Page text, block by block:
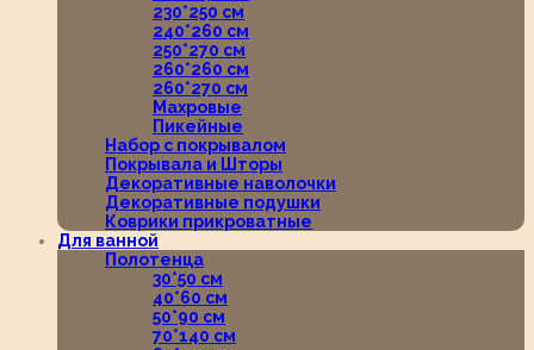
230*250 см
240*260 см
250*270 см
260*260 см
260*270 см
Махровые
Пикейные
Набор с покрывалом
Покрывала и Шторы
Декоративные наволочки
Декоративные подушки
Коврики прикроватные
Для ванной
Полотенца
30*50 см
40*60 см
50*90 см
70*140 см